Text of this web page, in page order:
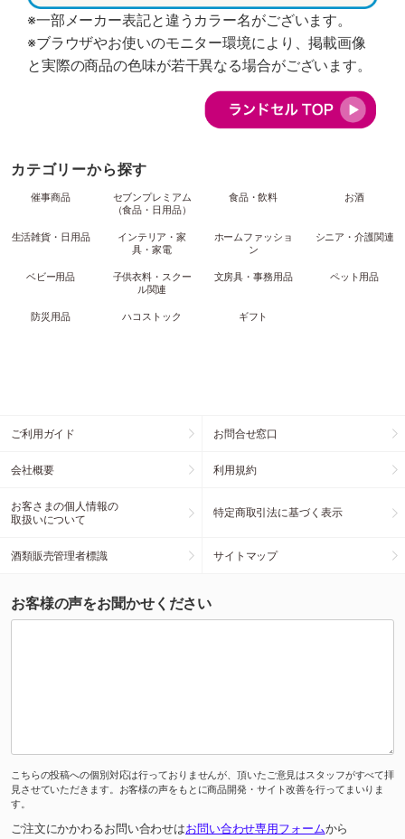
※一部メーカー表記と違うカラー名がございます。
※ブラウザやお使いのモニター環境により、掲載画像
と実際の商品の色味が若干異なる場合がございます。
カテゴリーから探す
催事商品
セブンプレミアム
（食品・日用品）
食品・飲料 お酒
生活雑貨・日用品
インテリア・家
具・家電
ホームファッショ
ン
シニア・介護関連
ベビー用品
子供衣料・スクー
ル関連
文房具・事務用品 ペット用品
防災用品 ハコストック ギフト
ご利用ガイド お問合せ窓口
会社概要 利用規約
お客さまの個人情報の
取扱いについて
特定商取引法に基づく表示
酒類販売管理者標識 サイトマップ
お客様の声をお聞かせください
こちらの投稿への個別対応は行っておりませんが、頂いたご意見はスタッフがすべて拝
見させていただきます。お客様の声をもとに商品開発・サイト改善を行ってまいりま
す。
ご注文にかかわるお問い合わせはお問い合わせ専用フォームから